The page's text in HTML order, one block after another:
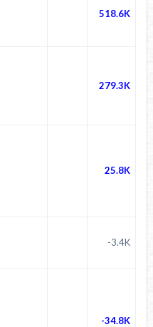
518.6K
279.3K
25.8K
-3.4K
-34.8K